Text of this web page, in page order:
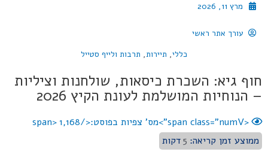
מרץ 11, 2026
עורך אתר ראשי
כללי, תיירות, תרבות ולייף סטייל
חוף גיא: השכרת כיסאות, שולחנות וציליות
– הנוחיות המושלמת לעונת הקיץ 2026
<span class="numV">מס' צפיות בפוסט:</span>
1,168
ממוצע זמן קריאה: 5דקות